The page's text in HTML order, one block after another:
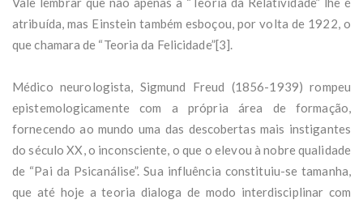
atribuída, mas Einstein também esboçou, por volta de 1922, o
que chamara de “Teoria da Felicidade”[3].
Médico neurologista, Sigmund Freud (1856-1939) rompeu
epistemologicamente com a própria área de formação,
fornecendo ao mundo uma das descobertas mais instigantes
do século XX, o inconsciente, o que o elevou à nobre qualidade
de “Pai da Psicanálise”. Sua influência constituiu-se tamanha,
que até hoje a teoria dialoga de modo interdisciplinar com